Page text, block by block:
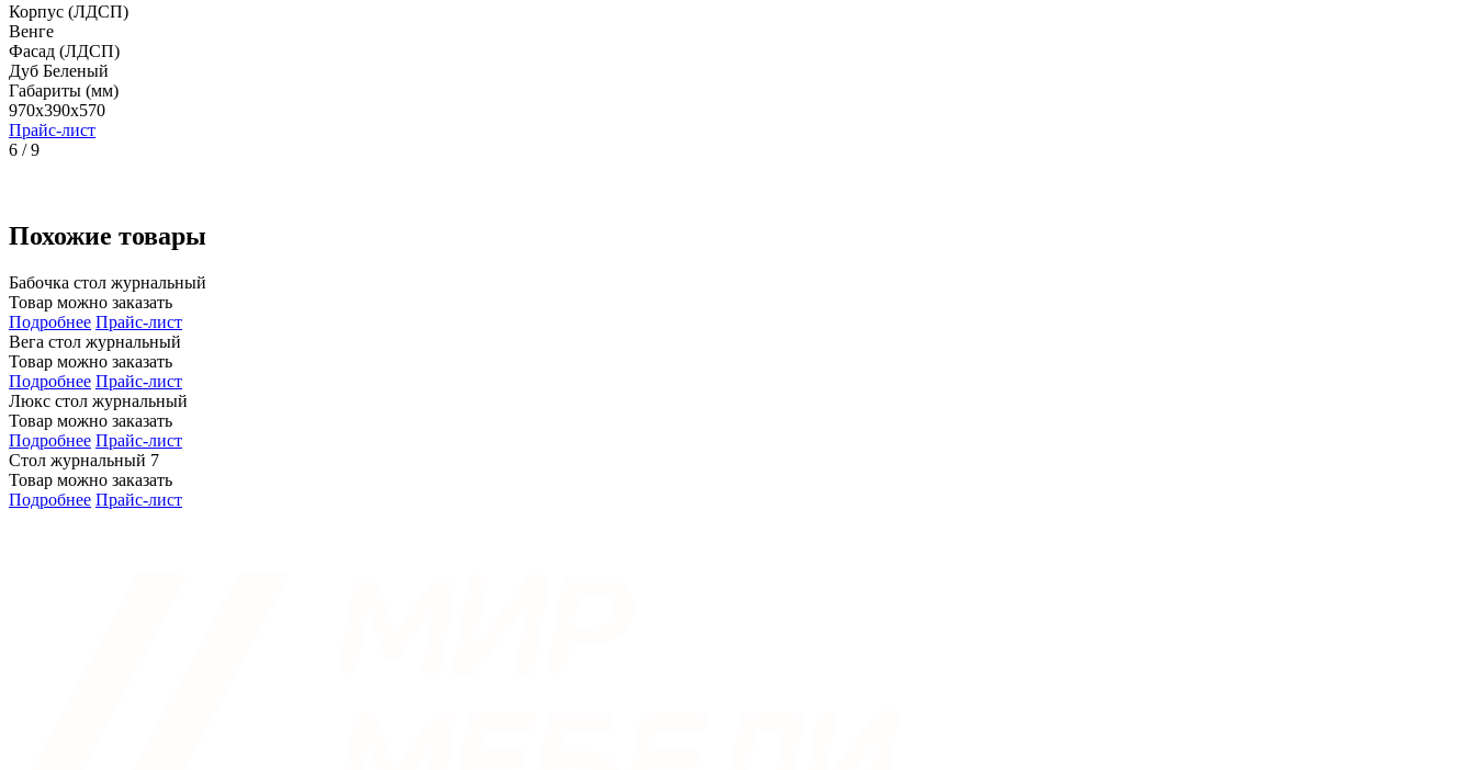
Корпус (ЛДСП)
Венге
Фасад (ЛДСП)
Дуб Беленый
Габариты (мм)
970x390x570
Прайс-лист
6 / 9
Похожие товары
Бабочка стол журнальный
Товар можно заказать
Подробнее Прайс-лист
Вега стол журнальный
Товар можно заказать
Подробнее Прайс-лист
Люкс стол журнальный
Товар можно заказать
Подробнее Прайс-лист
Стол журнальный 7
Товар можно заказать
Подробнее Прайс-лист